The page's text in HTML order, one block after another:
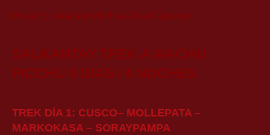
Itinerario detallado de Inca Travel Agency
SALKANTAY TREK A MACHU
PICCHU 5 DIAS / 4 NOCHES
TREK DÍA 1: CUSCO– MOLLEPATA –
MARKOKASA – SORAYPAMPA